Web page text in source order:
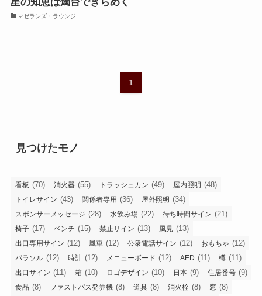
マゼランズ・ラウンジ
1
見つけたモノ
看板 (70) 消火器 (55) トラッシュカン (49) 屋内照明 (48)
トイレサイン (43) 関係者専用 (36) 屋外照明 (34)
スポンサーメッセージ (28) 水飲み場 (22) 待ち時間サイン (21)
椅子 (17) ベンチ (15) 禁止サイン (13) 風見 (13)
出口専用サイン (12) 風車 (12) 公衆電話サイン (12) おもちゃ (12)
パラソル (12) 時計 (12) メニューボード (12) AED (11) 樽 (11)
出口サイン (11) 箱 (10) ロゴデザイン (10) 日本 (9) 住居番号 (9)
食品 (8) ファストパス発券機 (8) 道具 (8) 消火栓 (8) 窓 (8)